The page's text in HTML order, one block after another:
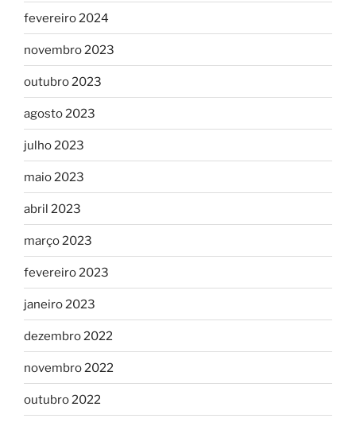
fevereiro 2024
novembro 2023
outubro 2023
agosto 2023
julho 2023
maio 2023
abril 2023
março 2023
fevereiro 2023
janeiro 2023
dezembro 2022
novembro 2022
outubro 2022